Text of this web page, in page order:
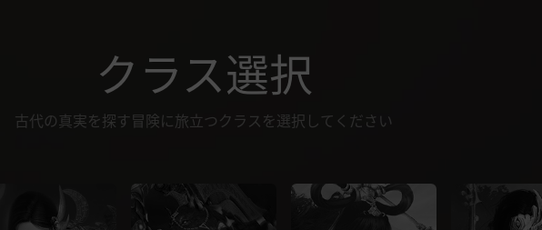
クラス選択
古代の真実を探す冒険に旅立つクラスを選択してください